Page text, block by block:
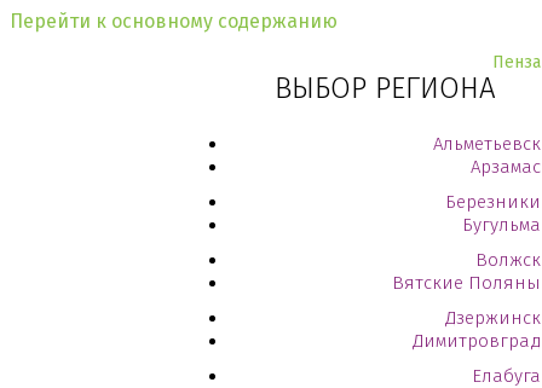
Перейти к основному содержанию
Пенза
ВЫБОР РЕГИОНА
Альметьевск
Арзамас
Березники
Бугульма
Волжск
Вятские Поляны
Дзержинск
Димитровград
Елабуга